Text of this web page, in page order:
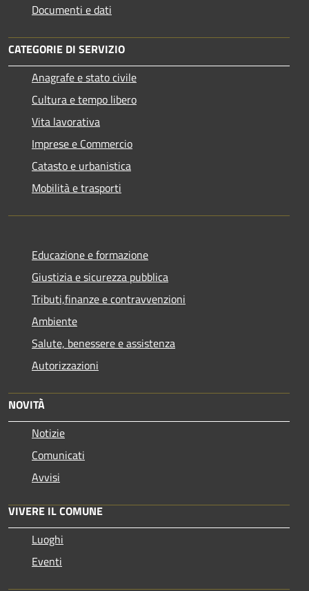
Documenti e dati
CATEGORIE DI SERVIZIO
Anagrafe e stato civile
Cultura e tempo libero
Vita lavorativa
Imprese e Commercio
Catasto e urbanistica
Mobilità e trasporti
Educazione e formazione
Giustizia e sicurezza pubblica
Tributi,finanze e contravvenzioni
Ambiente
Salute, benessere e assistenza
Autorizzazioni
NOVITÀ
Notizie
Comunicati
Avvisi
VIVERE IL COMUNE
Luoghi
Eventi